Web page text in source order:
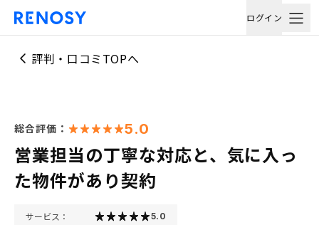
ログイン
評判・口コミTOPへ
総合評価： 5.0
営業担当の丁寧な対応と、気に入っ
た物件があり契約
サービス： 5.0